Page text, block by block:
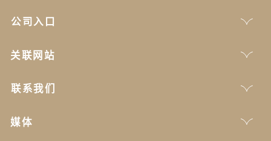
公司入口
关联网站
联系我们
媒体